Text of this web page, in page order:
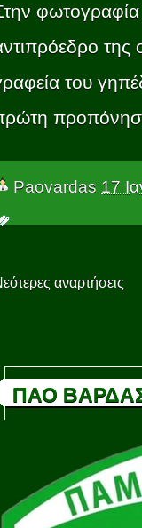
του
Paovardas 17
αναρτήσεις
ΠΑΟ